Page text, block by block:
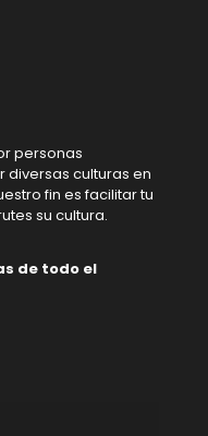
personas
diversas culturas en
fin es facilitar tu
su cultura.
de todo el